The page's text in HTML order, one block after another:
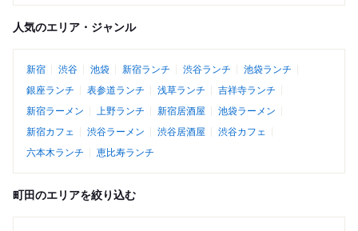
人気のエリア・ジャンル
新宿 渋谷 池袋 新宿ランチ 渋谷ランチ
池袋ランチ
銀座ランチ
表参道ランチ 浅草ランチ
吉祥寺ランチ
新宿ラーメン
上野ランチ 新宿居酒屋
池袋ラーメン
新宿カフェ
渋谷ラーメン 渋谷居酒屋
渋谷カフェ
六本木ランチ
恵比寿ランチ
町田のエリアを絞り込む